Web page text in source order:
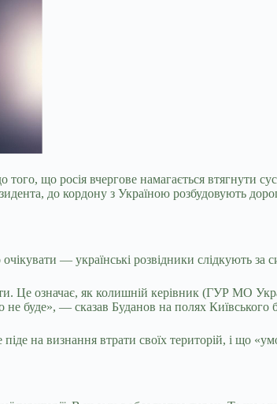
що росія вчергове намагається втягнути
до кордону з Україною розбудовують
— українські розвідники слідкують за
Це означає, як колишній керівник (ГУР МО
буде», — сказав Буданов на полях Київського
на визнання втрати своїх територій, і що